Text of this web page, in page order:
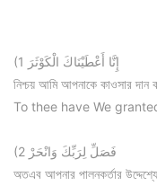
(1 إِنَّا أَعْطَيْنَاكَ الْكَوْثَرَ
নিশ্চয় আমি আপনাকে কাওসার দান
To thee have We
(2 فَصَلِّ لِرَبِّكَ وَانْحَرْ
অতএব আপনার পালনকর্তার